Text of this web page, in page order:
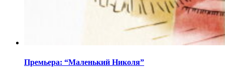
Премьера: “Маленький Николя”